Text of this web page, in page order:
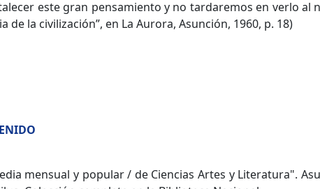
este gran pensamiento y no tardaremos en verlo al
de la civilización”, en La Aurora, Asunción, 1960, p. 18)
mensual y popular / de Ciencias Artes y Literatura".